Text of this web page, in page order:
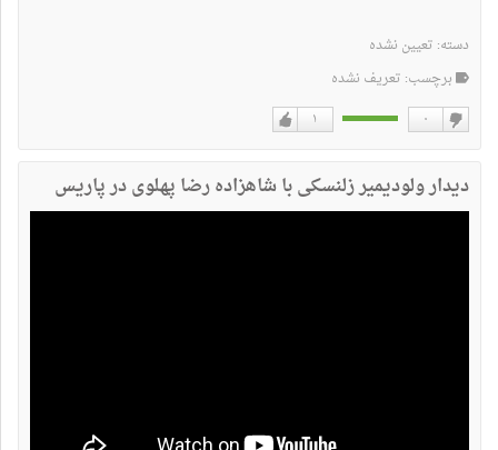
دسته: تعیین نشده
برچسب: تعریف نشده
۱ ۰
دیدار ولودیمیر زلنسکی با شاهزاده رضا پهلوی در پاریس